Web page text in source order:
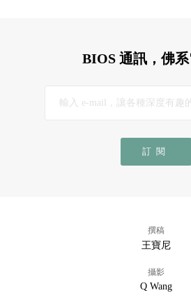
BIOS 通訊，佛
訂閱
撰稿
王寶尼
攝影
Q Wang